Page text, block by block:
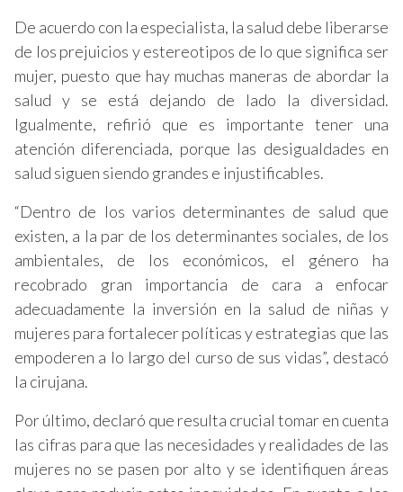
De acuerdo con la especialista, la salud debe liberarse
de los prejuicios y estereotipos de lo que significa ser
mujer, puesto que hay muchas maneras de abordar la
salud y se está dejando de lado la diversidad.
Igualmente, refirió que es importante tener una
atención diferenciada, porque las desigualdades en
salud siguen siendo grandes e injustificables.
“Dentro de los varios determinantes de salud que
existen, a la par de los determinantes sociales, de los
ambientales, de los económicos, el género ha
recobrado gran importancia de cara a enfocar
adecuadamente la inversión en la salud de niñas y
mujeres para fortalecer políticas y estrategias que las
empoderen a lo largo del curso de sus vidas”, destacó
la cirujana.
Por último, declaró que resulta crucial tomar en cuenta
las cifras para que las necesidades y realidades de las
mujeres no se pasen por alto y se identifiquen áreas